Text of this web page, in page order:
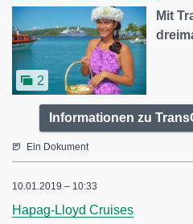
2
Mit
Informationen zu
Ein Dokument
10.01.2019 – 10:33
Hapag-Lloyd Cruises